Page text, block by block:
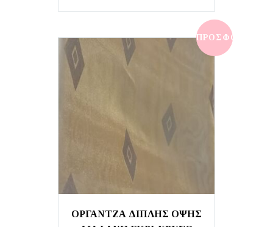
€20,00. ΠΡΟΣΦΟΡΆ!
ΟΡΓΑΝΤΖΑ ΔΙΠΛΗΣ ΟΨΗΣ